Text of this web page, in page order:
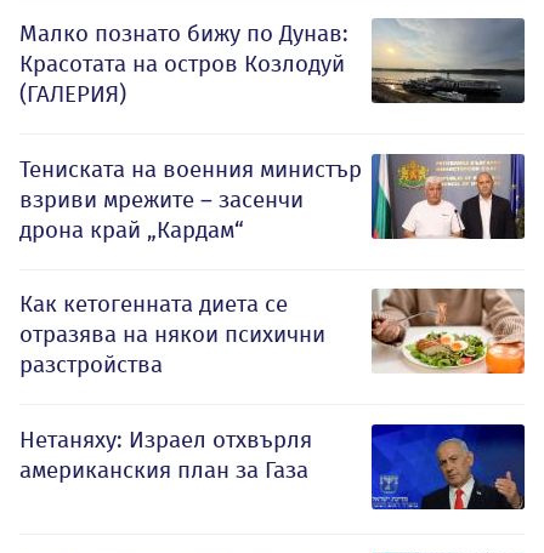
Малко познато бижу по Дунав:
Красотата на остров Козлодуй
(ГАЛЕРИЯ)
Тениската на военния министър
взриви мрежите – засенчи
дрона край „Кардам“
Как кетогенната диета се
отразява на някои психични
разстройства
Нетаняху: Израел отхвърля
американския план за Газа